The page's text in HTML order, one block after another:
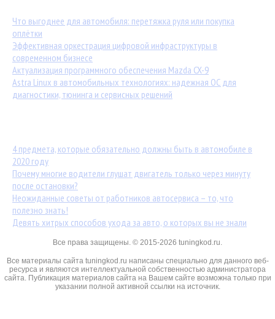
Что выгоднее для автомобиля: перетяжка руля или покупка
оплётки
Эффективная оркестрация цифровой инфраструктуры в
современном бизнесе
Актуализация программного обеспечения Mazda CX-9
Astra Linux в автомобильных технологиях: надежная ОС для
диагностики, тюнинга и сервисных решений
4 предмета, которые обязательно должны быть в автомобиле в
2020 году
Почему многие водители глушат двигатель только через минуту
после остановки?
Неожиданные советы от работников автосервиса – то, что
полезно знать!
Девять хитрых способов ухода за авто, о которых вы не знали
Все права защищены. © 2015-2026 tuningkod.ru.
Все материалы сайта tuningkod.ru написаны специально для данного веб-
ресурса и являются интеллектуальной собственностью администратора
сайта. Публикация материалов сайта на Вашем сайте возможна только при
указании полной активной ссылки на источник.